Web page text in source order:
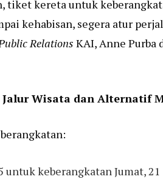
tiket kereta untuk
kehabisan, segera atur
Relations KAI, Anne Purba
Jalur Wisata dan Alternatif
untuk keberangkatan Jumat,